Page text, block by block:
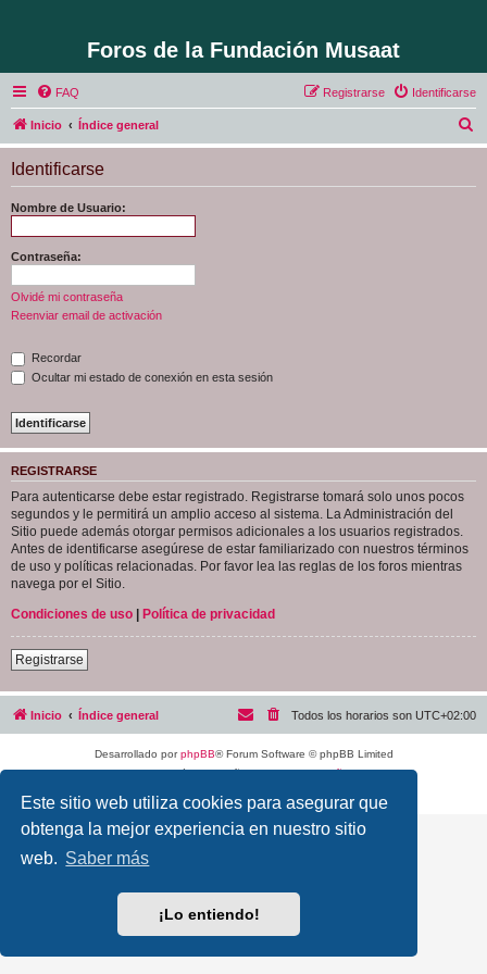
Este sitio web utiliza cookies para asegurar que
obtenga la mejor experiencia en nuestro sitio
web. Saber más
¡Lo entiendo!
Foros de la Fundación Musaat
FAQ Identificarse
Registrarse
Inicio Índice general
u
Identificarse
Nombre de Usuario:
Contraseña:
Olvidé mi contraseña
Reenviar email de activación
Recordar
Ocultar mi estado de conexión en esta sesión
REGISTRARSE
Para autenticarse debe estar registrado. Registrarse tomará solo unos pocos
segundos y le permitirá un amplio acceso al sistema. La Administración del
Sitio puede además otorgar permisos adicionales a los usuarios registrados.
Antes de identificarse asegúrese de estar familiarizado con nuestros términos
de uso y políticas relacionadas. Por favor lea las reglas de los foros mientras
navega por el Sitio.
Condiciones de uso | Política de privacidad
Registrarse
Inicio Índice general Todos los horarios son UTC+02:00
Desarrollado porphpBB® Forum Software © phpBB Limited
Traducción al español porphpBB España